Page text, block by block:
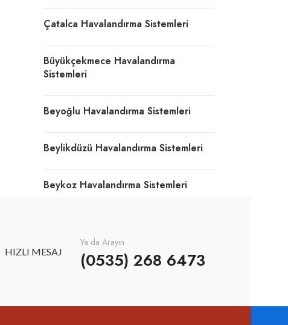
Çatalca Havalandırma Sistemleri
Büyükçekmece Havalandırma
Sistemleri
Beyoğlu Havalandırma Sistemleri
Beylikdüzü Havalandırma Sistemleri
Beykoz Havalandırma Sistemleri
HIZLI MESAJ
Ya da Arayın
(0535) 268 6473